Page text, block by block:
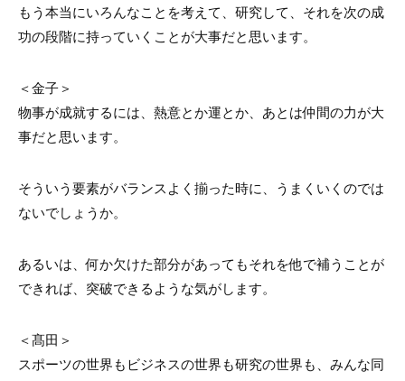
もう本当にいろんなことを考えて、研究して、それを次の成
功の段階に持っていくことが大事だと思います。
＜金子＞
物事が成就するには、熱意とか運とか、あとは仲間の力が大
事だと思います。
そういう要素がバランスよく揃った時に、うまくいくのでは
ないでしょうか。
あるいは、何か欠けた部分があってもそれを他で補うことが
できれば、突破できるような気がします。
＜髙田＞
スポーツの世界もビジネスの世界も研究の世界も、みんな同